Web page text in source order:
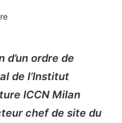
d’un ordre de
de l’Institut
ICCN Milan
chef de site du